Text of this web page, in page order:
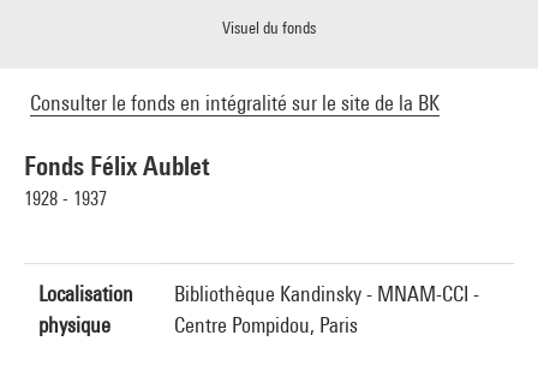
Fonds Félix Aublet
1928 - 1937
Localisation
physique
Bibliothèque Kandinsky - MNAM-CCI -
Centre Pompidou, Paris
Visuel du fonds
Consulter le fonds en intégralité sur le site de la BK